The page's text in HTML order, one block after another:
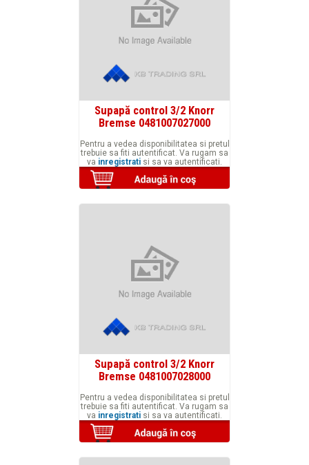
Supapă control 3/2 Knorr
Bremse 0481007027000
Pentru a vedea disponibilitatea si pretul
trebuie sa fiti autentificat. Va rugam sa
va inregistrati si sa va autentificati.
Supapă control 3/2 Knorr
Bremse 0481007028000
Pentru a vedea disponibilitatea si pretul
trebuie sa fiti autentificat. Va rugam sa
va inregistrati si sa va autentificati.